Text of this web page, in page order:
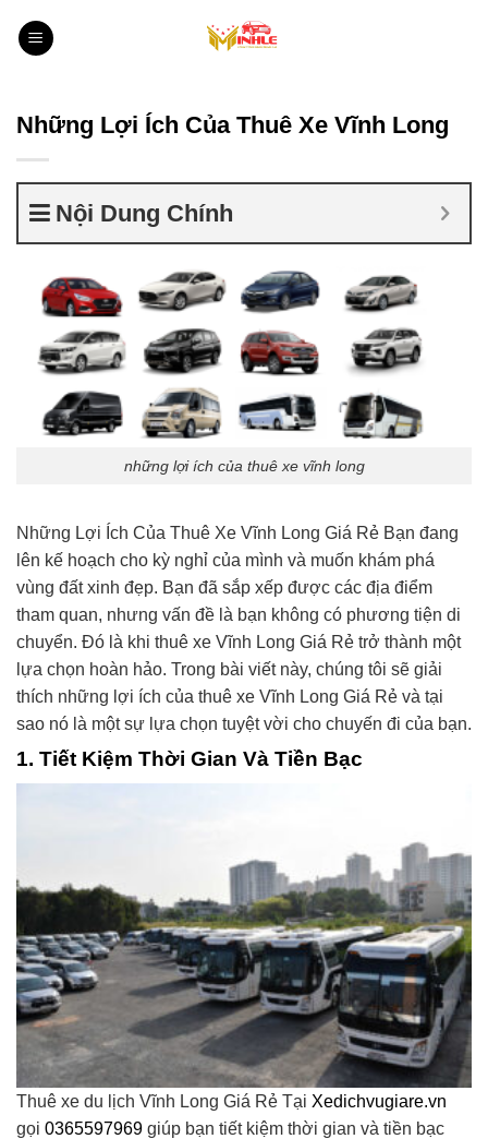
qua
Những Lợi Ích Của Thuê Xe Vĩnh Long
Nội Dung Chính
những lợi ích của thuê xe vĩnh long
Những Lợi Ích Của Thuê Xe Vĩnh Long Giá Rẻ Bạn đang
lên kế hoạch cho kỳ nghỉ của mình và muốn khám phá
vùng đất xinh đẹp. Bạn đã sắp xếp được các địa điểm
tham quan, nhưng vấn đề là bạn không có phương tiện di
chuyển. Đó là khi thuê xe Vĩnh Long Giá Rẻ trở thành một
lựa chọn hoàn hảo. Trong bài viết này, chúng tôi sẽ giải
thích những lợi ích của thuê xe Vĩnh Long Giá Rẻ và tại
sao nó là một sự lựa chọn tuyệt vời cho chuyến đi của bạn.
1. Tiết Kiệm Thời Gian Và Tiền Bạc
Thuê xe du lịch Vĩnh Long Giá Rẻ Tại Xedichvugiare.vn
gọi 0365597969 giúp bạn tiết kiệm thời gian và tiền bạc